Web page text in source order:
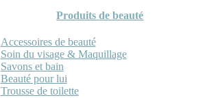
Produits de beauté
Accessoires de beauté
Soin du visage & Maquillage
Savons et bain
Beauté pour lui
Trousse de toilette